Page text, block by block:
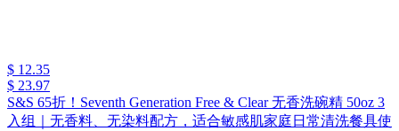
$ 12.35
$ 23.97
S&S 65折！Seventh Generation Free & Clear 无香洗碗精 50oz 3
入组｜无香料、无染料配方，适合敏感肌家庭日常清洗餐具使